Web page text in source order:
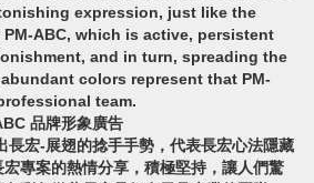
expression, just like the
ABC, which is active, persistent
and in turn, spreading the
colors represent that PM-
team.
品牌形象廣告
長宏-展翅的捻手手勢，代表長宏心法隱藏
專案的熱情分享，積極堅持，讓人們驚